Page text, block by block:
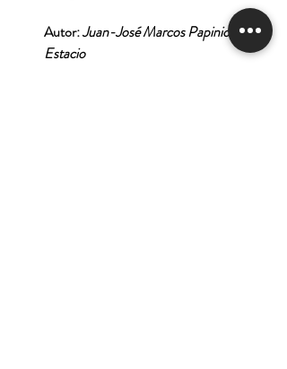
Autor:Juan-José Marcos Papinio
Estacio